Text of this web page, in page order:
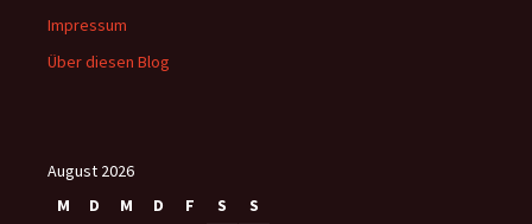
Impressum
Über diesen Blog
August 2026
M
D M D F S
S